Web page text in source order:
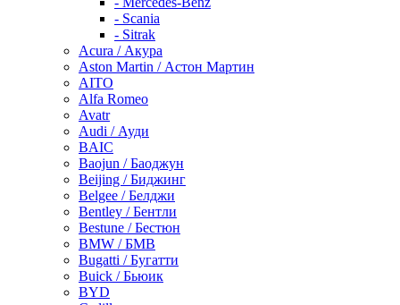
- Scania
- Sitrak
Acura / Акура
Aston Martin / Астон Мартин
AITO
Alfa Romeo
Avatr
Audi / Ауди
BAIC
Baojun / Баоджун
Beijing / Биджинг
Belgee / Белджи
Bentley / Бентли
Bestune / Бестюн
BMW / БМВ
Bugatti / Бугатти
Buick / Бьюик
BYD